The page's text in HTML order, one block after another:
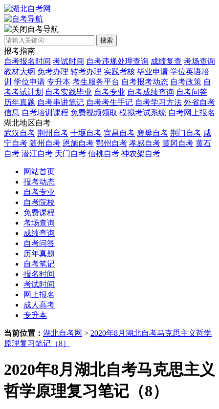
自考导航
搜索
报考指南
自考报名时间 考试时间 自考违规处理查询 成绩复查 考场查询
教材大纲 免考办理 转考办理 实践考核 毕业申请 学位英语培
训 学位申请 专升本 考生服务平台 自考报考动态 自考政策 自
考考试计划 自考实践毕业 自考专业 自考成绩查询 自考问答
历年真题 自考串讲笔记 自考考生手记 自考学习方法 外省自考
信息 自考培训课程 免费视频领取 模拟考试系统 自考网上报名
湖北地区自考
武汉自考 荆州自考 十堰自考 宜昌自考 襄樊自考 荆门自考 咸
宁自考 随州自考 恩施自考 鄂州自考 孝感自考 黄冈自考 黄石
自考 潜江自考 天门自考 仙桃自考 神农架自考
网站首页
报考动态
自考专业
自考院校
免费课程
考场查询
成绩查询
自考问答
历年真题
自考笔记
报名时间
考试时间
网上报名
成人高考
专升本
当前位置： 湖北自考网 > 2020年8月湖北自考马克思主义哲学
原理复习笔记（8）
2020年8月湖北自考马克思主义
哲学原理复习笔记（8）